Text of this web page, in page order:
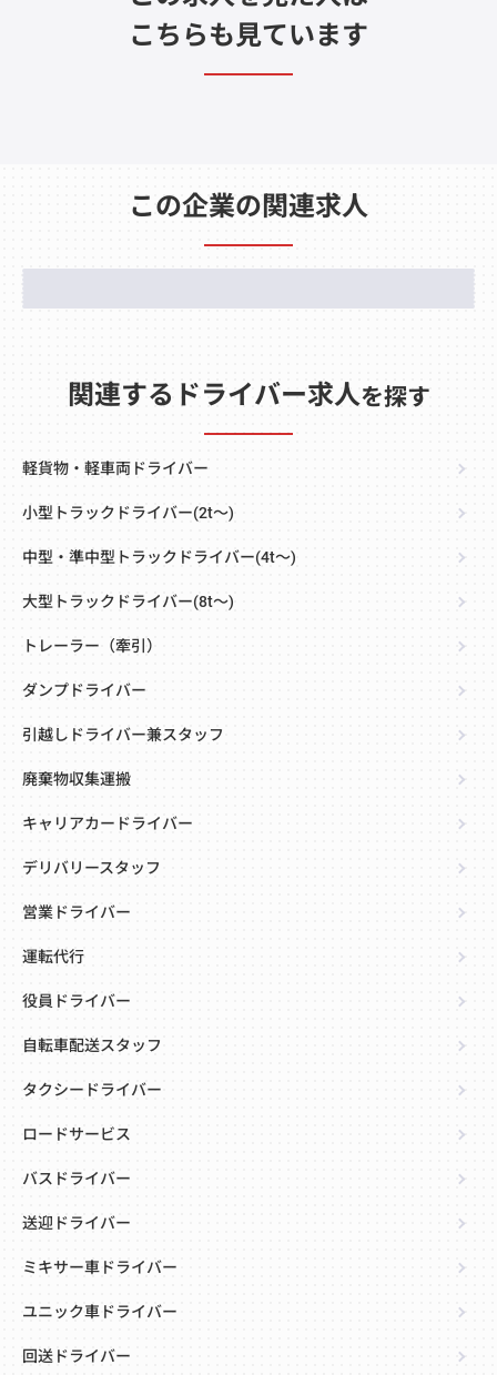
こちらも見ています
この企業の関連求人
関連するドライバー求人を探す
軽貨物・軽車両ドライバー
小型トラックドライバー(2t～)
中型・準中型トラックドライバー(4t～)
大型トラックドライバー(8t～)
トレーラー（牽引）
ダンプドライバー
引越しドライバー兼スタッフ
廃棄物収集運搬
キャリアカードライバー
デリバリースタッフ
営業ドライバー
運転代行
役員ドライバー
自転車配送スタッフ
タクシードライバー
ロードサービス
バスドライバー
送迎ドライバー
ミキサー車ドライバー
ユニック車ドライバー
回送ドライバー